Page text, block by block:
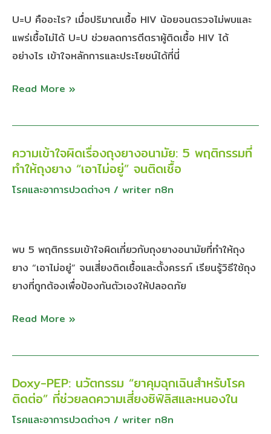
U=U คืออะไร? เมื่อปริมาณเชื้อ HIV น้อยจนตรวจไม่พบและ
แพร่เชื้อไม่ได้ U=U ช่วยลดการตีตราผู้ติดเชื้อ HIV ได้
อย่างไร เข้าใจหลักการและประโยชน์ได้ที่นี่
น้อย
จน
แพร่
ได้
สำคัญ
การ
การ
ผู้
ติด
เชื้อ
Read More »
ความเข้าใจผิดเรื่องถุงยางอนามัย: 5 พฤติกรรมที่
ทำให้ถุงยาง “เอาไม่อยู่” จนติดเชื้อ
โรคและอาการปวดต่างๆ / writer n8n
พบ 5 พฤติกรรมเข้าใจผิดเกี่ยวกับถุงยางอนามัยที่ทำให้ถุง
ยาง “เอาไม่อยู่” จนเสี่ยงติดเชื้อและตั้งครรภ์ เรียนรู้วิธีใช้ถุง
ยางที่ถูกต้องเพื่อป้องกันตัวเองให้ปลอดภัย
ความ
เข้าใจ
ผิด
ยาง
อนามัย:
5
ที่
ถุง
“เอา
ไม่
อยู่”
Read More »
Doxy-PEP: นวัตกรรม “ยาคุมฉุกเฉินสำหรับโรค
ติดต่อ” ที่ช่วยลดความเสี่ยงซิฟิลิสและหนองใน
โรคและอาการปวดต่างๆ / writer n8n
Doxy-
PEP:
นวัตกรรม